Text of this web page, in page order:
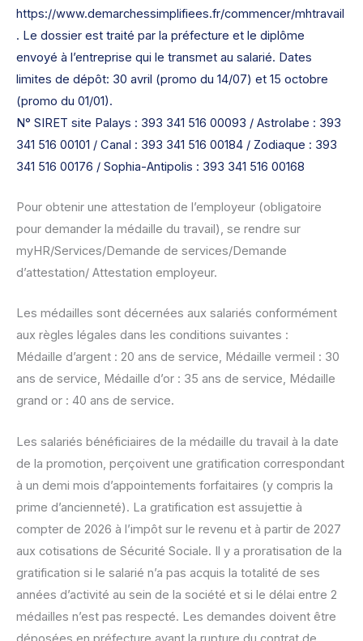
https://www.demarchessimplifiees.fr/commencer/mhtravail
. Le dossier est traité par la préfecture et le diplôme
envoyé à l’entreprise qui le transmet au salarié. Dates
limites de dépôt: 30 avril (promo du 14/07) et 15 octobre
(promo du 01/01).
N° SIRET site Palays : 393 341 516 00093 / Astrolabe : 393
341 516 00101 / Canal : 393 341 516 00184 / Zodiaque : 393
341 516 00176 / Sophia-Antipolis : 393 341 516 00168
Pour obtenir une attestation de l’employeur (obligatoire
pour demander la médaille du travail), se rendre sur
myHR/Services/Demande de services/Demande
d’attestation/ Attestation employeur.
Les médailles sont décernées aux salariés conformément
aux règles légales dans les conditions suivantes :
Médaille d’argent : 20 ans de service, Médaille vermeil : 30
ans de service, Médaille d’or : 35 ans de service, Médaille
grand or : 40 ans de service.
Les salariés bénéficiaires de la médaille du travail à la date
de la promotion, perçoivent une gratification correspondant
à un demi mois d’appointements forfaitaires (y compris la
prime d’ancienneté). La gratification est assujettie à
compter de 2026 à l’impôt sur le revenu et à partir de 2027
aux cotisations de Sécurité Sociale. Il y a proratisation de la
gratification si le salarié n’a pas acquis la totalité de ses
années d’activité au sein de la société et si le délai entre 2
médailles n’est pas respecté. Les demandes doivent être